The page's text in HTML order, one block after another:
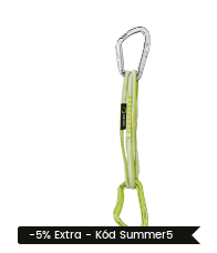
-5% Extra - Kód Summer5